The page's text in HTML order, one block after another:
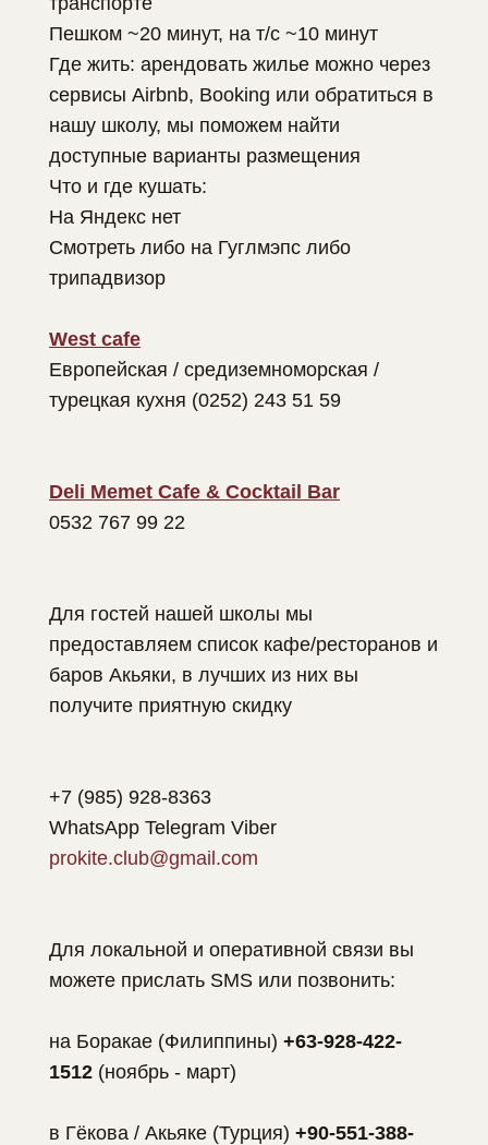
Пешком ~20 минут, на т/с ~10 минут
Где жить: арендовать жилье можно через
сервисы Airbnb, Booking или обратиться в
нашу школу, мы поможем найти
доступные варианты размещения
Что и где кушать:
На Яндекс нет
Смотреть либо на Гуглмэпс либо
трипадвизор
West cafe
Европейская / средиземноморская /
турецкая кухня (0252) 243 51 59
Deli Memet Cafe & Cocktail Bar
0532 767 99 22
Для гостей нашей школы мы
предоставляем список кафе/ресторанов и
баров Акьяки, в лучших из них вы
получите приятную скидку
+7 (985) 928-8363
WhatsApp Telegram Viber
prokite.club@gmail.com
Для локальной и оперативной связи вы
можете прислать SMS или позвонить:
на Боракае (Филиппины) +63-928-422-
1512 (ноябрь - март)
в Гёкова / Акьяке (Турция) +90-551-388-